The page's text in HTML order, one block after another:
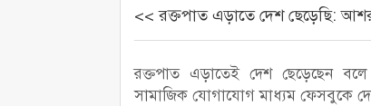
<< রক্তপাত এড়াতে দেশ ছেড়েছি:
রক্তপাত এড়াতেই দেশ ছেড়েছেন বলে
সামাজিক যোগাযোগ মাধ্যম ফেসবুকে